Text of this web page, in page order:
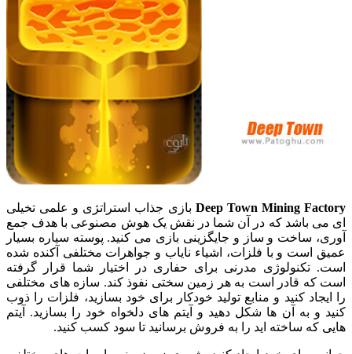
Deep Town Mining Factory بازی جذاب استراتژی و علمی تخیلی
ای می باشد که در آن شما در نقش یک هوش مصنوعی با هدف جمع
آوری، ساخت و ساز و جایگزینی بازی می کنید. پوسته سیاره بسیار
عمیق است و با فلزات، اشیاء نایاب و جواهرات مختلفی آکنده شده
است. تکنولوژی مدرنی برای حفاری در اختیار شما قرار گرفته
است که قادر است به هر زمین سختی نفوذ کند. سازه های مختلفی
را ایجاد کنید و منابع تولید خودکار برای خود بسازید، فلزات را ذوب
کنید و به آن ها شکل دهید و آیتم های دلخواه خود را بسازید. آیتم
هایی که ساخته اید را به فروش برسانید تا سود کسب کنید.